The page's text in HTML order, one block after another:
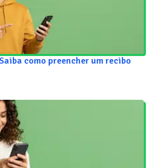
como preencher um recibo